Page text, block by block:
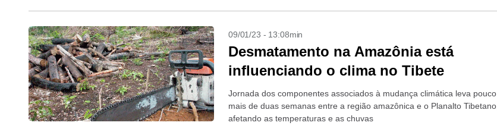
09/01/23 - 13:08min
Desmatamento na Amazônia está
influenciando o clima no Tibete
Jornada dos componentes associados à mudança climática leva pouco
mais de duas semanas entre a região amazônica e o Planalto Tibetano,
afetando as temperaturas e as chuvas